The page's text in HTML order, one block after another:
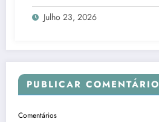
Julho 23, 2026
PUBLICAR COMENTÁRIO
Comentários